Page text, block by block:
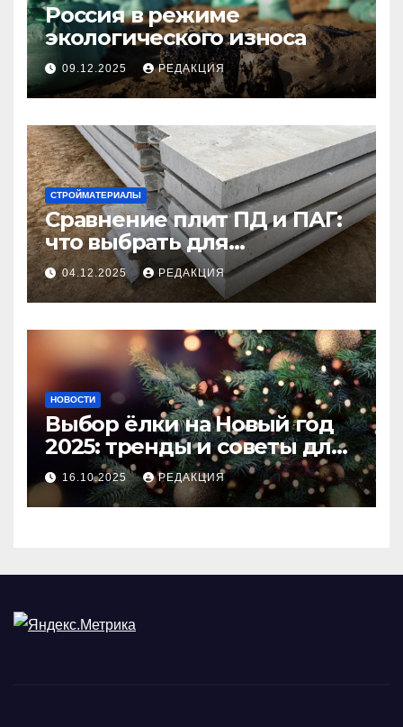
Россия в режиме
экологического износа
09.12.2025 РЕДАКЦИЯ
СТРОЙМАТЕРИАЛЫ
Сравнение плит ПД и ПАГ:
что выбрать для
долговечного и прочного
покрытия
04.12.2025 РЕДАКЦИЯ
НОВОСТИ
Выбор ёлки на Новый год
2025: тренды и советы для
идеального праздника
16.10.2025 РЕДАКЦИЯ